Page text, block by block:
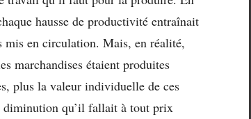
hausse de productivité entraînait
mis en circulation. Mais, en réalité,
marchandises étaient produites
plus la valeur individuelle de ces
diminution qu’il fallait à tout prix